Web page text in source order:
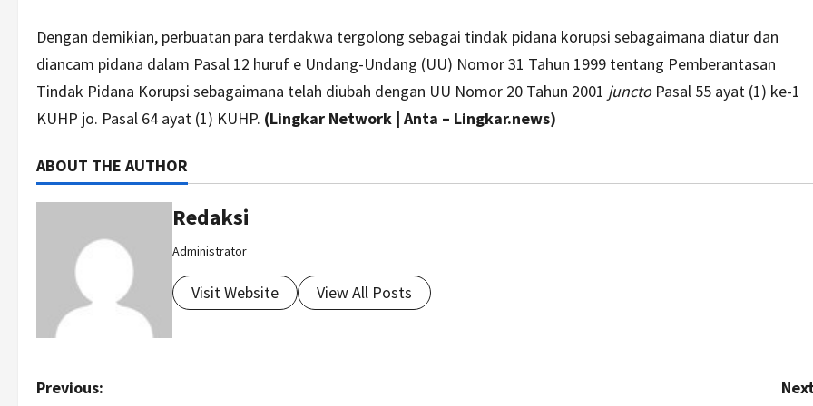
Dengan demikian, perbuatan para terdakwa tergolong sebagai tindak pidana korupsi sebagaimana diatur dan
diancam pidana dalam Pasal 12 huruf e Undang-Undang (UU) Nomor 31 Tahun 1999 tentang Pemberantasan
Tindak Pidana Korupsi sebagaimana telah diubah dengan UU Nomor 20 Tahun 2001 junctoPasal 55 ayat (1) ke-1
KUHP jo. Pasal 64 ayat (1) KUHP. (Lingkar Network | Anta – Lingkar.news)
ABOUT THE AUTHOR
Redaksi
Administrator
Visit Website View All Posts
P
Previous: